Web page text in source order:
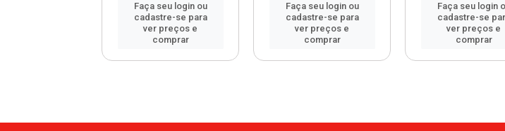
Faça seu login ou
cadastre-se para
ver preços e
comprar
Faça seu login ou
cadastre-se para
ver preços e
comprar
Faça seu login
cadastre-se
ver preços e
comprar